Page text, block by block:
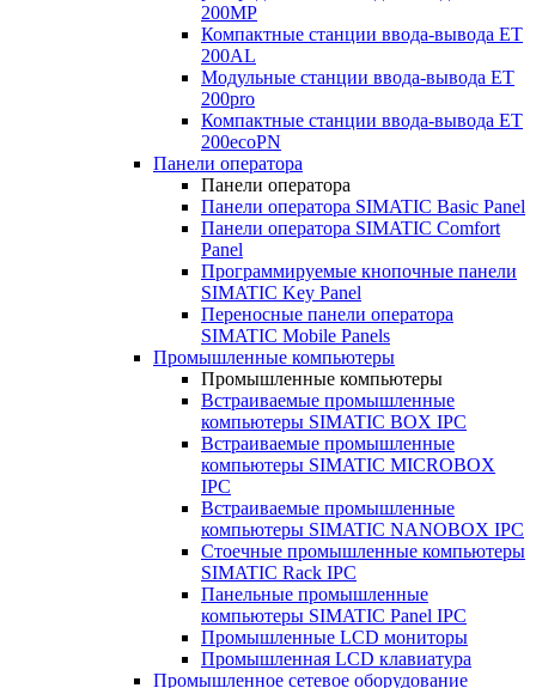
200MP
Компактные станции ввода-вывода ET
200AL
Модульные станции ввода-вывода ET
200pro
Компактные станции ввода-вывода ET
200ecoPN
Панели оператора
Панели оператора
Панели оператора SIMATIC Basic Panel
Панели оператора SIMATIC Comfort
Panel
Программируемые кнопочные панели
SIMATIC Key Panel
Переносные панели оператора
SIMATIC Mobile Panels
Промышленные компьютеры
Промышленные компьютеры
Встраиваемые промышленные
компьютеры SIMATIC BOX IPC
Встраиваемые промышленные
компьютеры SIMATIC MICROBOX
IPC
Встраиваемые промышленные
компьютеры SIMATIC NANOBOX IPC
Стоечные промышленные компьютеры
SIMATIC Rack IPC
Панельные промышленные
компьютеры SIMATIC Panel IPC
Промышленные LCD мониторы
Промышленная LCD клавиатура
Промышленное сетевое оборудование